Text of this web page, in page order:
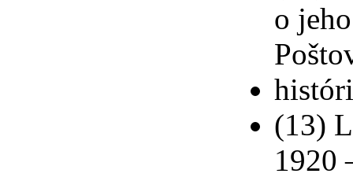
o
(13)
1920